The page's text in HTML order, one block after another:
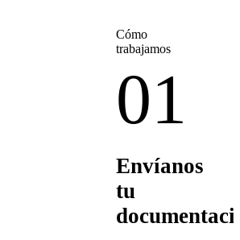
Cómo
trabajamos
01
Envíanos
tu